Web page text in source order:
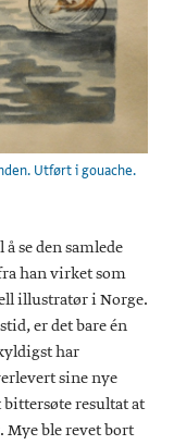
Utført i gouache.
se den samlede
han virket som
illustratør i Norge.
er det bare én
har
sine nye
bittersøte resultat at
Mye ble revet bort